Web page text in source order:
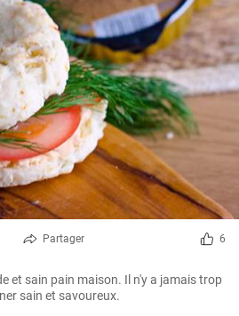
Partager 6
et sain pain maison. Il n'y a jamais trop
sain et savoureux.